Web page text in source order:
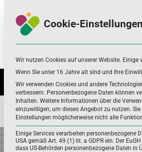
navigation
content
Infos zu Nährstoffen,
und mehr
NÄHRSTOFFE UND
Home Anwendungsbereiche
Cookie-Einstellungen
Wir nutzen Cookies auf unserer Website.
Wenn Sie unter 16 Jahre alt sind und Ihre
Wir verwenden Cookies und andere
verbessern. Personenbezogene Daten können
Inhalten. Weitere Informationen über die
einzuwilligen, um dieses Angebot zu nutzen.
Einstellungen möglicherweise nicht alle
Einige Services verarbeiten personenbezogene
USA gemäß Art. 49 (1) lit. a GDPR ein. Der
dass US-Behörden personenbezogene Daten